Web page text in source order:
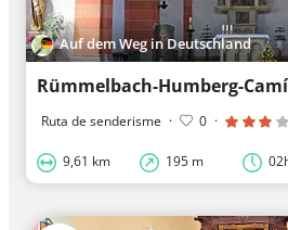
Auf dem Weg in Deutschland
Rümmelbach-Humberg-Camí
Ruta de senderisme · 0 ·
9,61 km 195 m